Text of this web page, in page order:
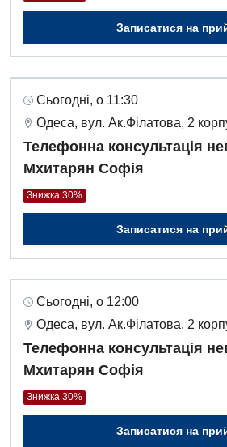
Записатися на
Сьогодні, о 11:30
Одеса, вул. Ак.Філатова, 2
Телефонна консультація
Мхитарян Софія
Знижка 30%
Записатися на
Сьогодні, о 12:00
Одеса, вул. Ак.Філатова, 2
Телефонна консультація
Мхитарян Софія
Знижка 30%
Записатися на